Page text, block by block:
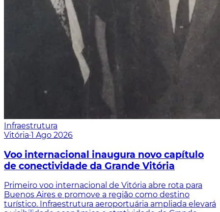
Infraestrutura
Vitória·1 Ago 2026
Voo internacional inaugura novo capítulo
de conectividade da Grande Vitória
Primeiro voo internacional de Vitória abre rota para
Buenos Aires e promove a região como destino
turístico. Infraestrutura aeroportuária ampliada elevará